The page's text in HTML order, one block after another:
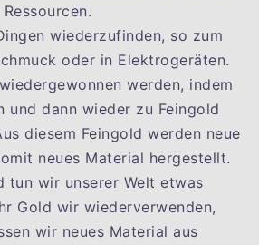
wiederzufinden, so zum
oder in Elektrogeräten.
werden, indem
und dann wieder zu Feingold
diesem Feingold werden neue
neues Material hergestellt.
tun wir unserer Welt etwas
Gold wir wiederverwenden,
wir neues Material aus